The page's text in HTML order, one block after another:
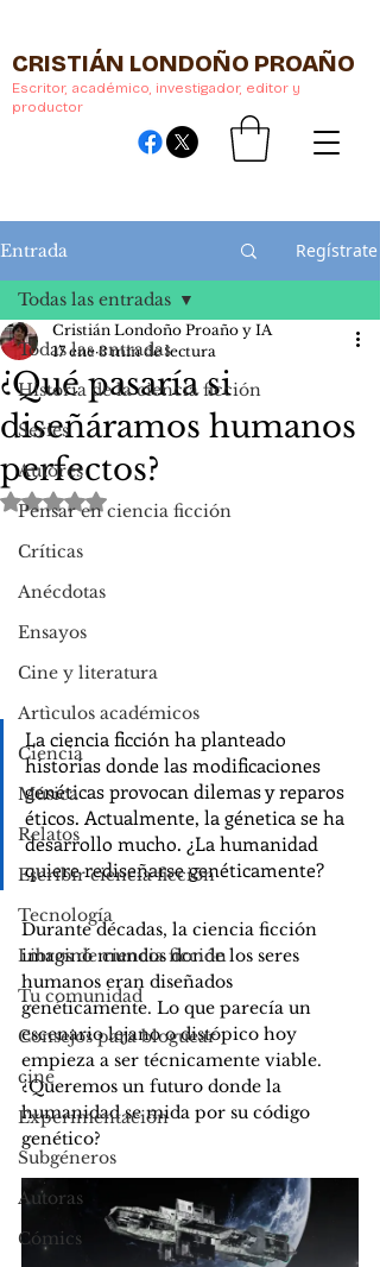
CRISTIÁN LONDOÑO PROAÑO
Escritor, académico, investigador, editor y
productor
Entrada Regístrate
Todas las entradas
Historia de la ciencia ficción
Series
Autores
Pensar en ciencia ficción
Críticas
Anécdotas
Ensayos
Cine y literatura
Artìculos académicos
Ciencia
Música
Relatos
Escribir ciencia ficción
Tecnología
Libros de ciencia ficción
Tu comunidad
Consejos para bloguear
cine
Experimentación
Subgéneros
Autoras
Cómics
Todas las entradas
¿Qué pasaría si
diseñáramos humanos
perfectos?
Cristián Londoño Proaño y IA
17 ene 3 min de lectura
Obtuvo NaN de 5 estrellas.
La ciencia ficción ha planteado
historias donde las modificaciones
genéticas provocan dilemas y reparos
éticos. Actualmente, la génetica se ha
desarrollo mucho. ¿La humanidad
quiere rediseñarse genéticamente?
Durante décadas, la ciencia ficción
imaginó mundos donde los seres
humanos eran diseñados
genéticamente. Lo que parecía un
escenario lejano o distópico hoy
empieza a ser técnicamente viable.
¿Queremos un futuro donde la
humanidad se mida por su código
genético?